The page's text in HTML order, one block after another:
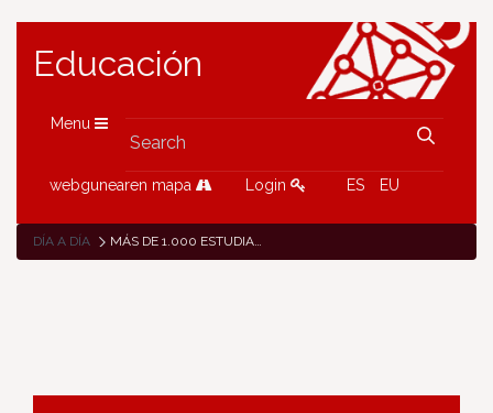
Educación
Menu
webgunearen mapa Login ES EU
DÍA A DÍA MÁS DE 1.000 ESTUDIANTES DE SECUNDARIA SE FORMAN EN CIBERSEGURIDAD GRACIAS A UN NUEVO PROGRAMA DEL GOBIERNO DE NAVARRA